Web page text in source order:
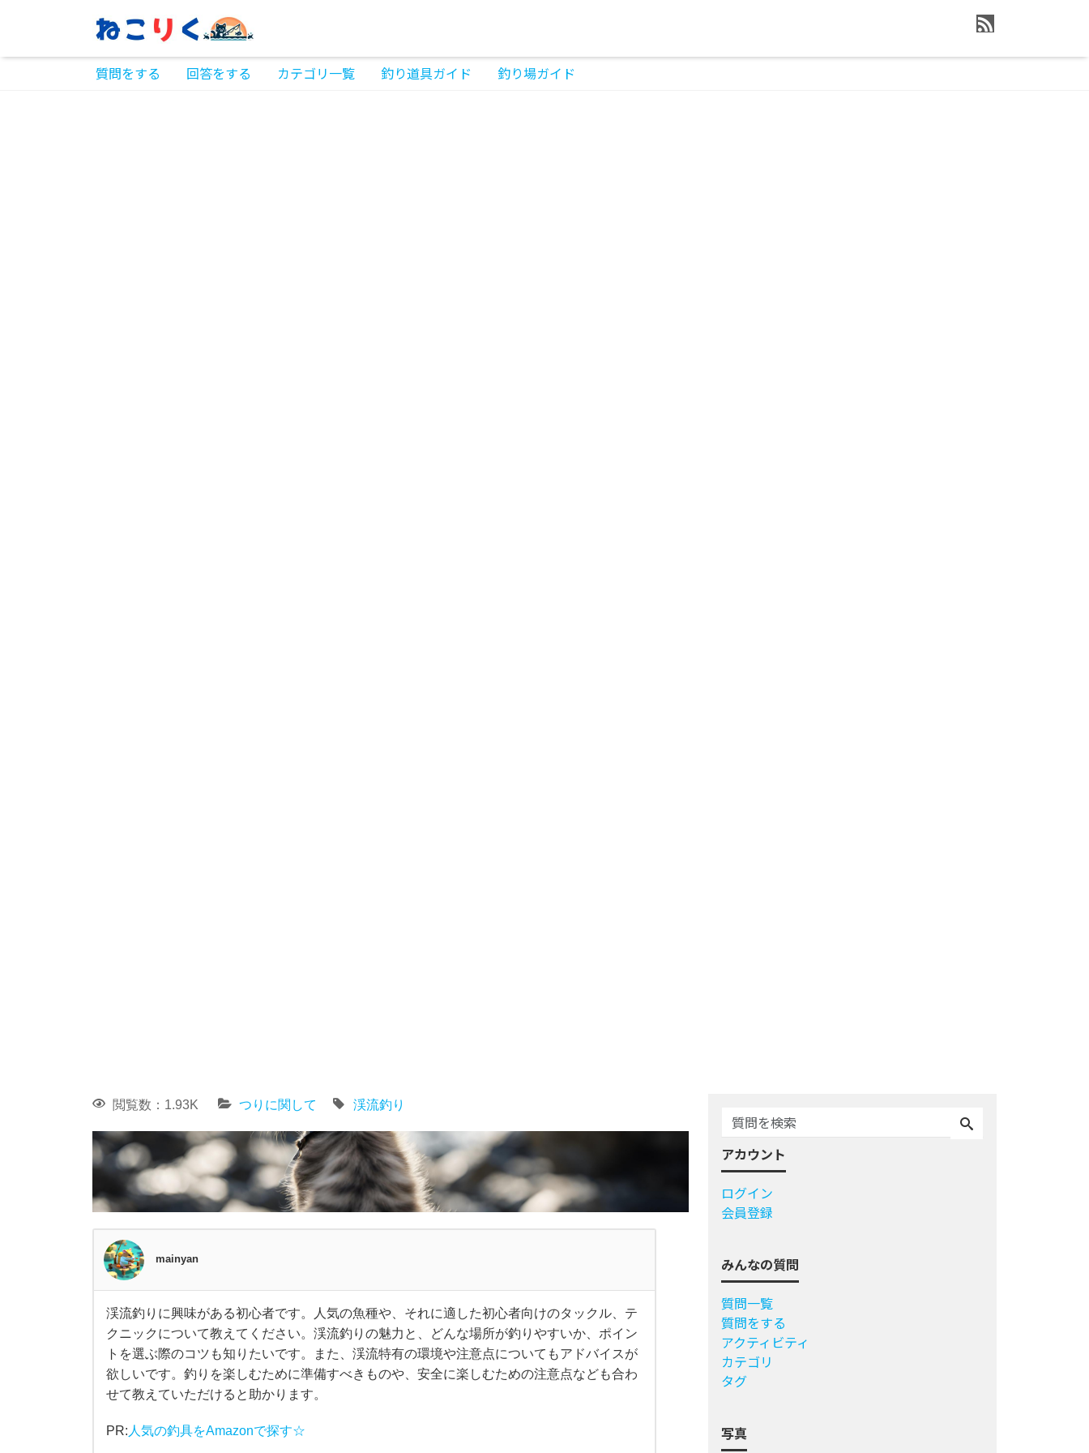
質問をする 回答をする カテゴリ一覧 釣り道具ガイド 釣り場ガイド
閲覧数：1.93K つりに関して 渓流釣り
mainyan
渓
流
渓流釣りに興味がある初心者です。人気の魚種や、それに適した初心者向けのタックル、テ
クニックについて教えてください。渓流釣りの魅力と、どんな場所が釣りやすいか、ポイン
トを選ぶ際のコツも知りたいです。また、渓流特有の環境や注意点についてもアドバイスが
欲しいです。釣りを楽しむために準備すべきものや、安全に楽しむための注意点なども合わ
せて教えていただけると助かります。
PR: 人気の釣具をAmazonで探す☆
アカウント
ログイン
会員登録
みんなの質問
質問一覧
質問をする
アクティビティ
カテゴリ
タグ
写真